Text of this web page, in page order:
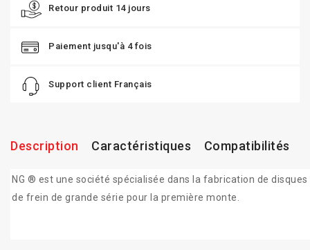
Retour produit 14 jours
Paiement jusqu'à 4 fois
Support client Français
Description Caractéristiques Compatibilités
NG ® est une société spécialisée dans la fabrication de disques
de frein de grande série pour la première monte.